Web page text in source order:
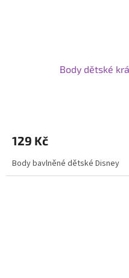
Body dětské
129 Kč
Body bavlněné dětské Disney